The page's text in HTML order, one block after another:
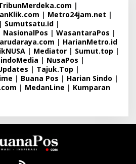
|
| Metro24jam.net |
| Sumutsatu.id |
NasionalPos | WasantaraPos |
| HarianMetro.id
| Mediator | Sumut.top |
| NusaPos |
| Tajuk.Top |
| Buana Pos | Harian Sindo |
| MedanLine | Kumparan